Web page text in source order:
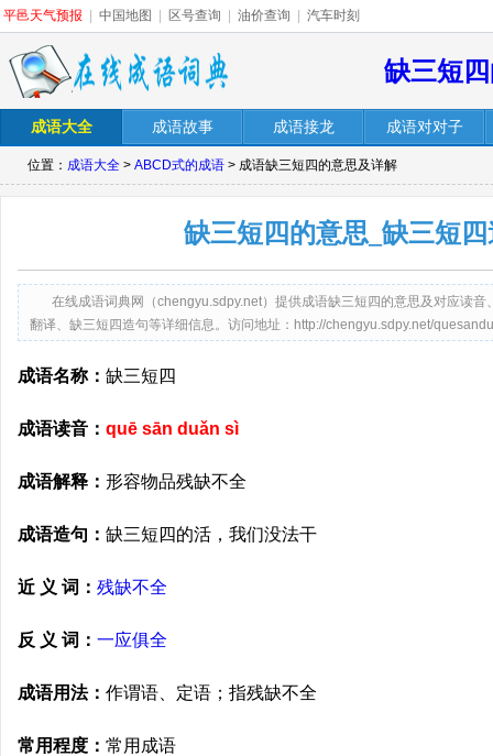
平邑天气预报 中国地图 区号查询 油价查询 汽车时刻
缺三短
成语大全 成语故事 成语接龙 成语对对子
位置： 成语大全 > ABCD式的成语 > 成语缺三短四的意思及详解
缺三短四的意思_缺三短
在线成语词典网（chengyu.sdpy.net）提供成语缺三短四的意思及对应读
翻译、缺三短四造句等详细信息。访问地址：http://chengyu.sdpy.net/
成语名称： 缺三短四
成语读音： quē sān duǎn sì
成语解释： 形容物品残缺不全
成语造句： 缺三短四的活，我们没法干
近 义 词： 残缺不全
反 义 词： 一应俱全
成语用法： 作谓语、定语；指残缺不全
常用程度： 常用成语